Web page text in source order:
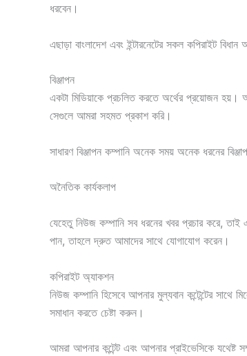
ধরবেন।
এছাড়া বাংলাদেশ এবং ইন্টারনেটের সকল কপিরাইট
বিঞ্জাপন
একটা মিডিয়াকে প্রচলিত করতে অর্থের প্রয়োজন হয়।
সেগুলে আমরা সহমত প্রকাশ করি।
সাধারণ বিঞ্জাপন কম্পানি অনেক সময় অনেক ধরনের
অনৈতিক কার্যকলাপ
যেহেতু নিউজ কম্পানি সব ধরনের খবর প্রচার করে,
পান, তাহলে দ্রুত আমাদের সাথে যোগাযোগ করেন।
কপিরাইট অ্যাকশন
নিউজ কম্পানি হিসেবে আপনার মুল্যবান কন্টেন্টের
সমাধান করতে চেষ্টা করুন।
আমরা আপনার কন্টেন্ট এবং আপনার প্রাইভেসিকে যথেষ্ট